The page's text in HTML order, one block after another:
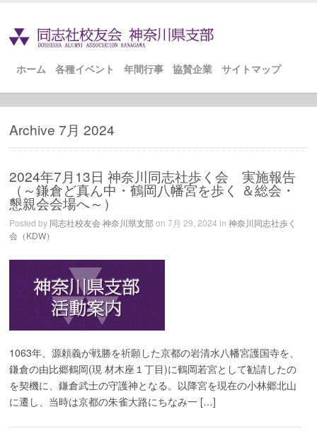
ホーム 各種イベント 年間行事 協賛企業 サイトマップ
Archive 7月 2024
2024年7月13日 神奈川同志社歩く会 実施報告
（～鎌倉ど真ん中・鶴岡八幡宮を歩く ＆総会・
懇親会会場へ～）
Posted by 同志社校友会 神奈川県支部on 7月 29, 2024 in神奈川同志社歩く
会（KDW）
1063年、源頼義が戦勝を祈願した京都の岩清水八幡宮護国寺を、
鎌倉の由比郷鶴岡(現 材木座１丁目)に鶴岡若宮として勧請したの
を契機に、鎌倉武士の守護神となる。以降宮を現在の小林郷北山
に遷し、当時は京都の朱雀大路にちなみ一 […]